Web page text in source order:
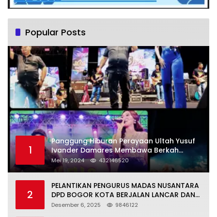
Popular Posts
1
Panggung Hiburan Perayaan Ultah Yusuf
Ivander Damares Membawa Berkah
Warga Kejapanan
Mei 19, 2024 432146520
2
PELANTIKAN PENGURUS MADAS NUSANTARA
DPD BOGOR KOTA BERJALAN LANCAR DAN
KHIDMAT
Desember 6, 2025 9846122